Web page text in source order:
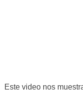
Este video nos